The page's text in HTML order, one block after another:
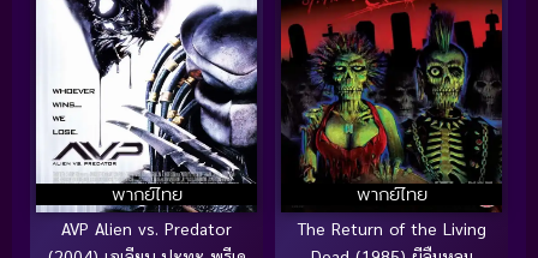
พากย์ไทย
AVP Alien vs. Predator
พากย์ไทย
The Return of the Living